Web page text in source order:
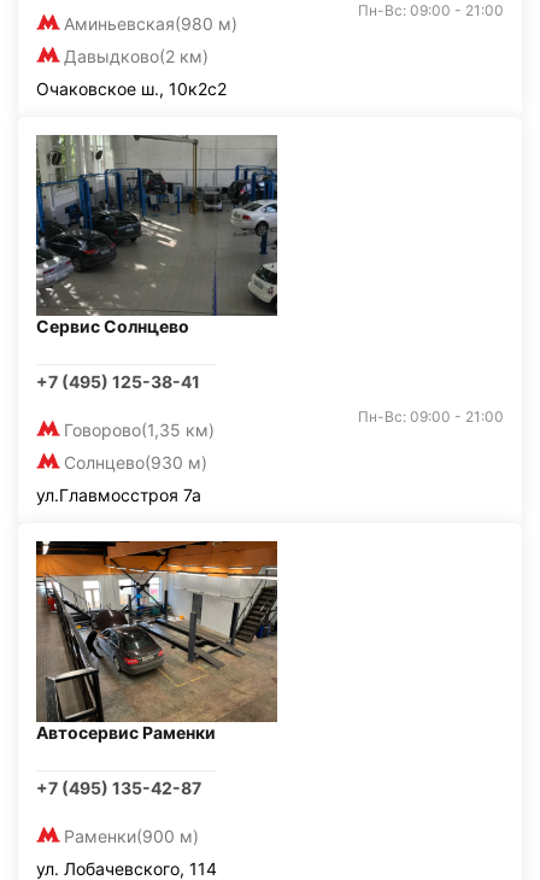
Аминьевская(980 м)
Давыдково(2 км)
Пн-Вс: 09:00 - 21:00
Очаковское ш., 10к2с2
Сервис Солнцево
+7 (495) 125-38-41
Говорово(1,35 км)
Солнцево(930 м)
Пн-Вс: 09:00 - 21:00
ул.Главмосстроя 7а
Автосервис Раменки
+7 (495) 135-42-87
Раменки(900 м)
ул. Лобачевского, 114